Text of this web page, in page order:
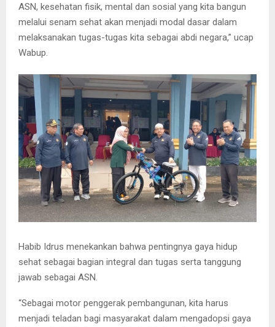
ASN, kesehatan fisik, mental dan sosial yang kita bangun
melalui senam sehat akan menjadi modal dasar dalam
melaksanakan tugas-tugas kita sebagai abdi negara,” ucap
Wabup.
Habib Idrus menekankan bahwa pentingnya gaya hidup
sehat sebagai bagian integral dan tugas serta tanggung
jawab sebagai ASN.
“Sebagai motor penggerak pembangunan, kita harus
menjadi teladan bagi masyarakat dalam mengadopsi gaya